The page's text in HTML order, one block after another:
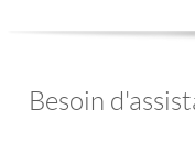
Besoin